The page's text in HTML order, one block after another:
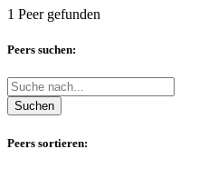
1 Peer gefunden
Peers suchen:
Suchen
Peers sortieren: